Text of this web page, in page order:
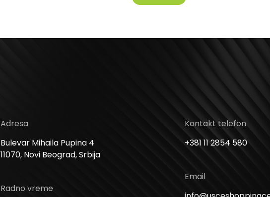
Adresa
Bulevar Mihaila Pupina 4
11070, Novi Beograd, Srbija
Radno vreme
Kontakt telefon
+381 11 2854 580
Email